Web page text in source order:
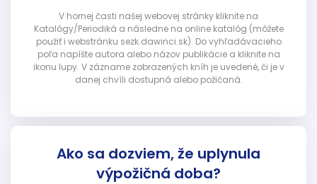
V hornej časti našej webovej stránky kliknite na
Katalógy/Periodiká a následne na online katalóg (môžete
použiť i webstránku sezk.dawinci.sk). Do vyhľadávacieho
poľa napíšte autora alebo názov publikácie a kliknite na
ikonu lupy. V zázname zobrazených kníh je uvedené, či je v
danej chvíli dostupná alebo požičaná.
Ako sa dozviem, že uplynula
výpožičná doba?